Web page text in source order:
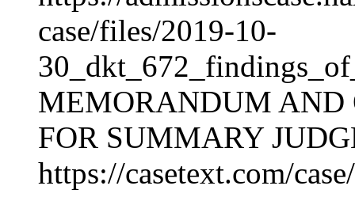
case/files/2019-10-
MEMORANDUM AND
FOR SUMMARY
https://casetext.com/